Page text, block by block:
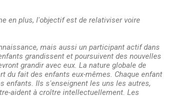
en plus, l'objectif est de relativiser voire
mais aussi un participant actif dans
grandissent et poursuivent des nouvelles
grandir avec eux. La nature globale de
du fait des enfants eux-mêmes. Chaque enfant
enfants. Ils s'enseignent les uns les autres,
aident à croître intellectuellement. Les